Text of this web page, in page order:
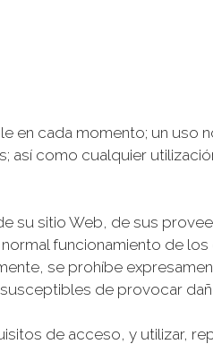
en cada momento; un uso
así como cualquier
su sitio Web, de sus
funcionamiento de
se prohíbe
de provocar
de acceso, y utilizar,